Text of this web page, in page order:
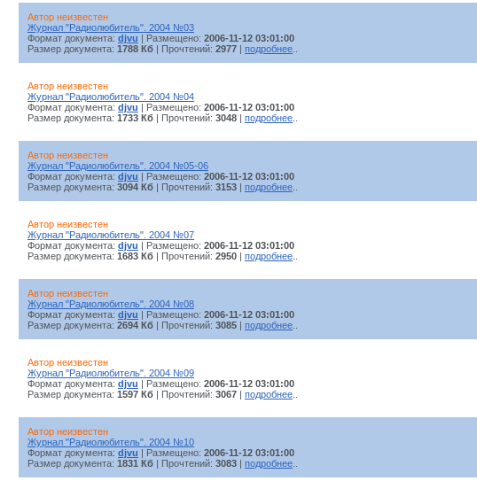
Автор неизвестен
Журнал "Радиолюбитель". 2004 №03
Формат документа: djvu | Размещено: 2006-11-12 03:01:00
Размер документа: 1788 Кб | Прочтений: 2977 подробнее
Автор неизвестен
Журнал "Радиолюбитель". 2004 №04
Формат документа: djvu | Размещено: 2006-11-12 03:01:00
Размер документа: 1733 Кб | Прочтений: 3048 подробнее
Автор неизвестен
Журнал "Радиолюбитель". 2004 №05-06
Формат документа: djvu | Размещено: 2006-11-12 03:01:00
Размер документа: 3094 Кб | Прочтений: 3153 подробнее
Автор неизвестен
Журнал "Радиолюбитель". 2004 №07
Формат документа: djvu | Размещено: 2006-11-12 03:01:00
Размер документа: 1683 Кб | Прочтений: 2950 подробнее
Автор неизвестен
Журнал "Радиолюбитель". 2004 №08
Формат документа: djvu | Размещено: 2006-11-12 03:01:00
Размер документа: 2694 Кб | Прочтений: 3085 подробнее
Автор неизвестен
Журнал "Радиолюбитель". 2004 №09
Формат документа: djvu | Размещено: 2006-11-12 03:01:00
Размер документа: 1597 Кб | Прочтений: 3067 подробнее
Автор неизвестен
Журнал "Радиолюбитель". 2004 №10
Формат документа: djvu | Размещено: 2006-11-12 03:01:00
Размер документа: 1831 Кб | Прочтений: 3083 подробнее